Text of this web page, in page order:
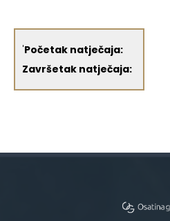
'Početak natječaja:
Završetak natječaja: